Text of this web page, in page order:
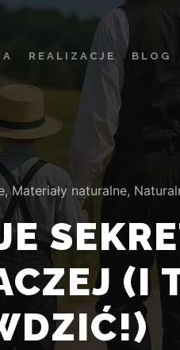
REALIZACJE BLOG
,Materiały naturalne,
(I